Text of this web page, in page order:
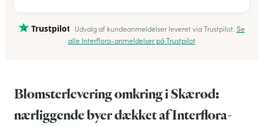
Trustpilot Udvalg af kundeanmeldelser leveret via Trustpilot. Se
alle Interflora-anmeldelser på Trustpilot
Blomsterlevering omkring i Skærød:
nærliggende byer dækket af Interflora-